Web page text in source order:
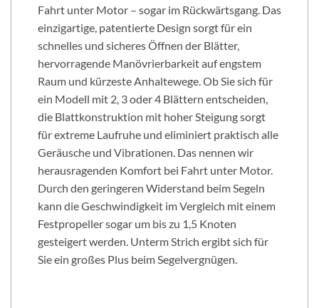
Fahrt unter Motor – sogar im Rückwärtsgang. Das
einzigartige, patentierte Design sorgt für ein
schnelles und sicheres Öffnen der Blätter,
hervorragende Manövrierbarkeit auf engstem
Raum und kürzeste Anhaltewege. Ob Sie sich für
ein Modell mit 2, 3 oder 4 Blättern entscheiden,
die Blattkonstruktion mit hoher Steigung sorgt
für extreme Laufruhe und eliminiert praktisch alle
Geräusche und Vibrationen. Das nennen wir
herausragenden Komfort bei Fahrt unter Motor.
Durch den geringeren Widerstand beim Segeln
kann die Geschwindigkeit im Vergleich mit einem
Festpropeller sogar um bis zu 1,5 Knoten
gesteigert werden. Unterm Strich ergibt sich für
Sie ein großes Plus beim Segelvergnügen.